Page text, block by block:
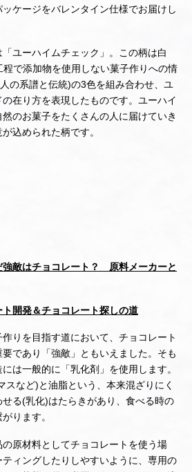
ッケージをバレンタイン仕様でお届けし
ユーハイムチェック」。この柄は白
で添加物を使用しない菓子作りへの情
の系譜と伝統)の3色を組み合わせ、ユ
在り方を表現したものです。ユーハイ
のお菓子をたくさんの人に届けていき
込められた柄です。
強敵はチョコレート？ 原料メーカーと
開発＆チョコレート探しの道
りを目指す道において、チョコレート
であり「強敵」ともいえました。そも
は一般的に「乳化剤」を使用します。
スなど)と油脂という、本来混ざりにく
る(乳化)はたらきがあり、食べる時の
ります。
原材料としてチョコレートを使う場
ィングしたりしやすいように、専用の